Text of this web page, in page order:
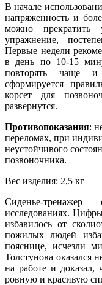
В начале
напряженность и
можно прекратить
упражнение,
Первые недели
в день по 10-15
повторять чаще и
сформируется
корсет для
развернутся.
Противопоказания:
переломах, при
неустойчивого
позвоночника.
Вес изделия: 2,5 кг
Сиденье-
исследованиях.
избавилось от
пожилых людей
пояснице, исчезли
Толстунова
на работе и доказал,
ровную и красивую